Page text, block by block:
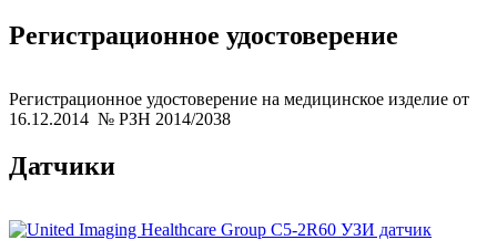
Регистрационное удостоверение
Регистрационное удостоверение на медицинское изделие от
16.12.2014 № РЗН 2014/2038
Датчики